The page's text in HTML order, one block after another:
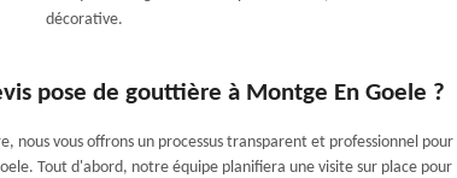
décorative.
pose de gouttière à Montge En Goele ?
nous vous offrons un processus transparent et professionnel pour
Tout d'abord, notre équipe planifiera une visite sur place pour